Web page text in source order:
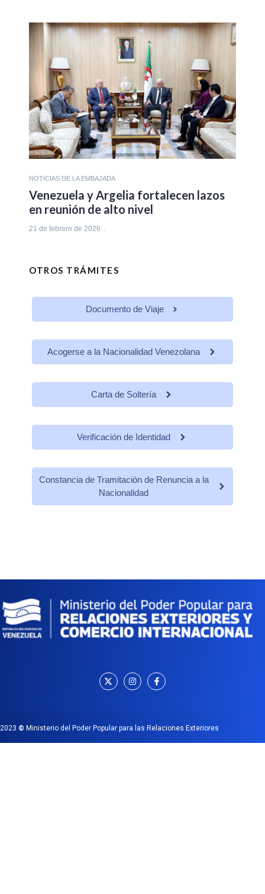
NOTICIAS DE LA EMBAJADA
Venezuela y Argelia fortalecen lazos
en reunión de alto nivel
21 de febrero de 2026
OTROS TRÁMITES
Documento de Viaje
Acogerse a la Nacionalidad Venezolana
Carta de Soltería
Verificación de Identidad
Constancia de Tramitación de Renuncia a la
Nacionalidad
2023 © Ministerio del Poder Popular para las Relaciones Exteriores